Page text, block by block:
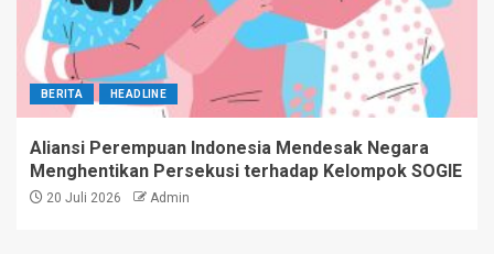
BERITA HEADLINE
Aliansi Perempuan Indonesia Mendesak Negara
Menghentikan Persekusi terhadap Kelompok SOGIE
20 Juli 2026 Admin